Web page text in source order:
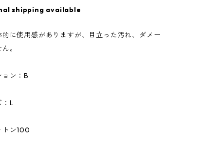
shipping available
に使用感がありますが、目立った汚れ、ダメー
。
ン：B
L
ン100